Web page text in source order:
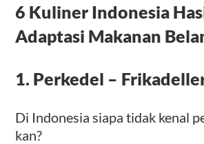
6 Kuliner Indonesia
Adaptasi Makanan
1. Perkedel –
Di Indonesia siapa tidak kenal
kan?